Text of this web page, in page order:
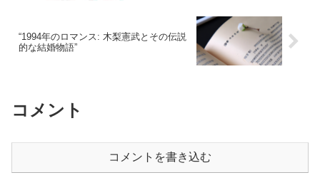
“1994年のロマンス: 木梨憲武とその伝説
的な結婚物語”
コメント
コメントを書き込む